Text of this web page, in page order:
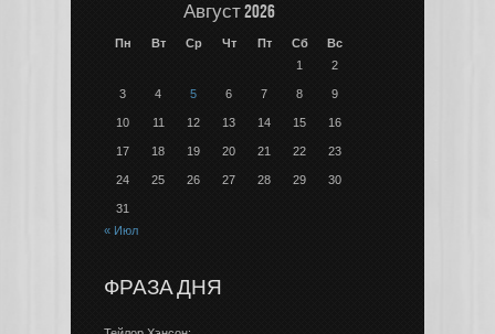
Август 2026
Пн Вт Ср Чт Пт Сб
Вс
1
2
3 4 5 6 7 8 9
10 11 12 13 14 15 16
17 18 19 20 21 22 23
24 25 26 27 28 29 30
31
« Июл
ФРАЗА ДНЯ